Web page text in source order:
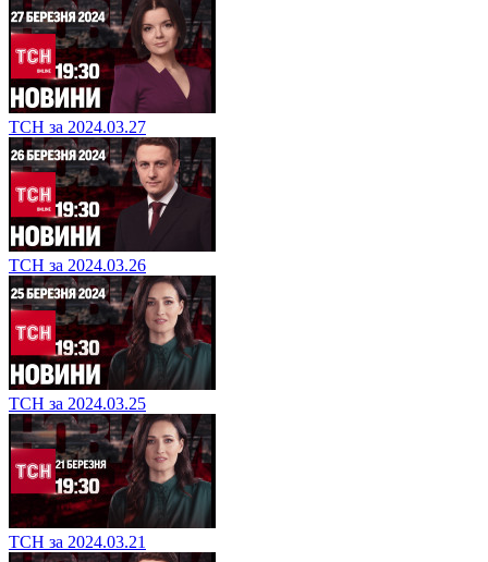
ТСН за 2024.03.27
ТСН за 2024.03.26
ТСН за 2024.03.25
ТСН за 2024.03.21